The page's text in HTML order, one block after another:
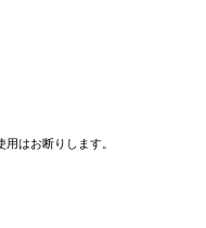
はお断りします。